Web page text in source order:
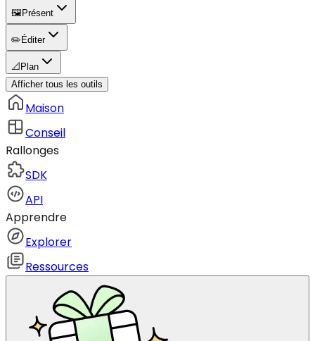
🖼️ Présent
✏️ Éditer
📐 Plan
Afficher tous les outils
Maison
Conseil
Rallonges
SDK
API
Apprendre
Explorer
Ressources